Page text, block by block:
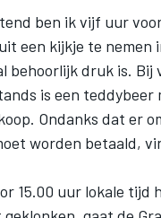
ben ik vijf uur
een kijkje te nemen
behoorlijk druk is. Bij
is een teddybeer
Ondanks dat er
worden betaald,
15.00 uur lokale tijd